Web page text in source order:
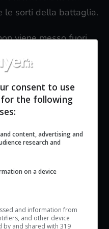
le sorti della battaglia.
viene messo fuori
rientrare in battaglia
, nel mentre gli altri
a competere
sul canale
un breve trailer che
Ritenete che il
consent to use
the following
content, advertising and
research and
on a device
and information from
and other device
by and shared with 319